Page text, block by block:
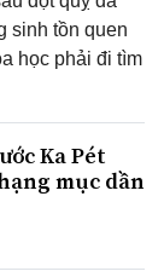
sinh tồn quen
học phải đi tìm
Ka Pét
mục dần